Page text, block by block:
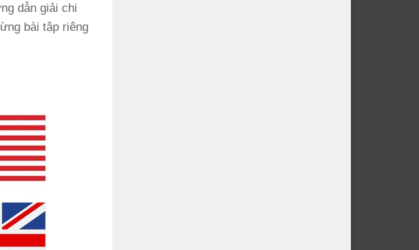
dẫn giải chi
bài tập riêng